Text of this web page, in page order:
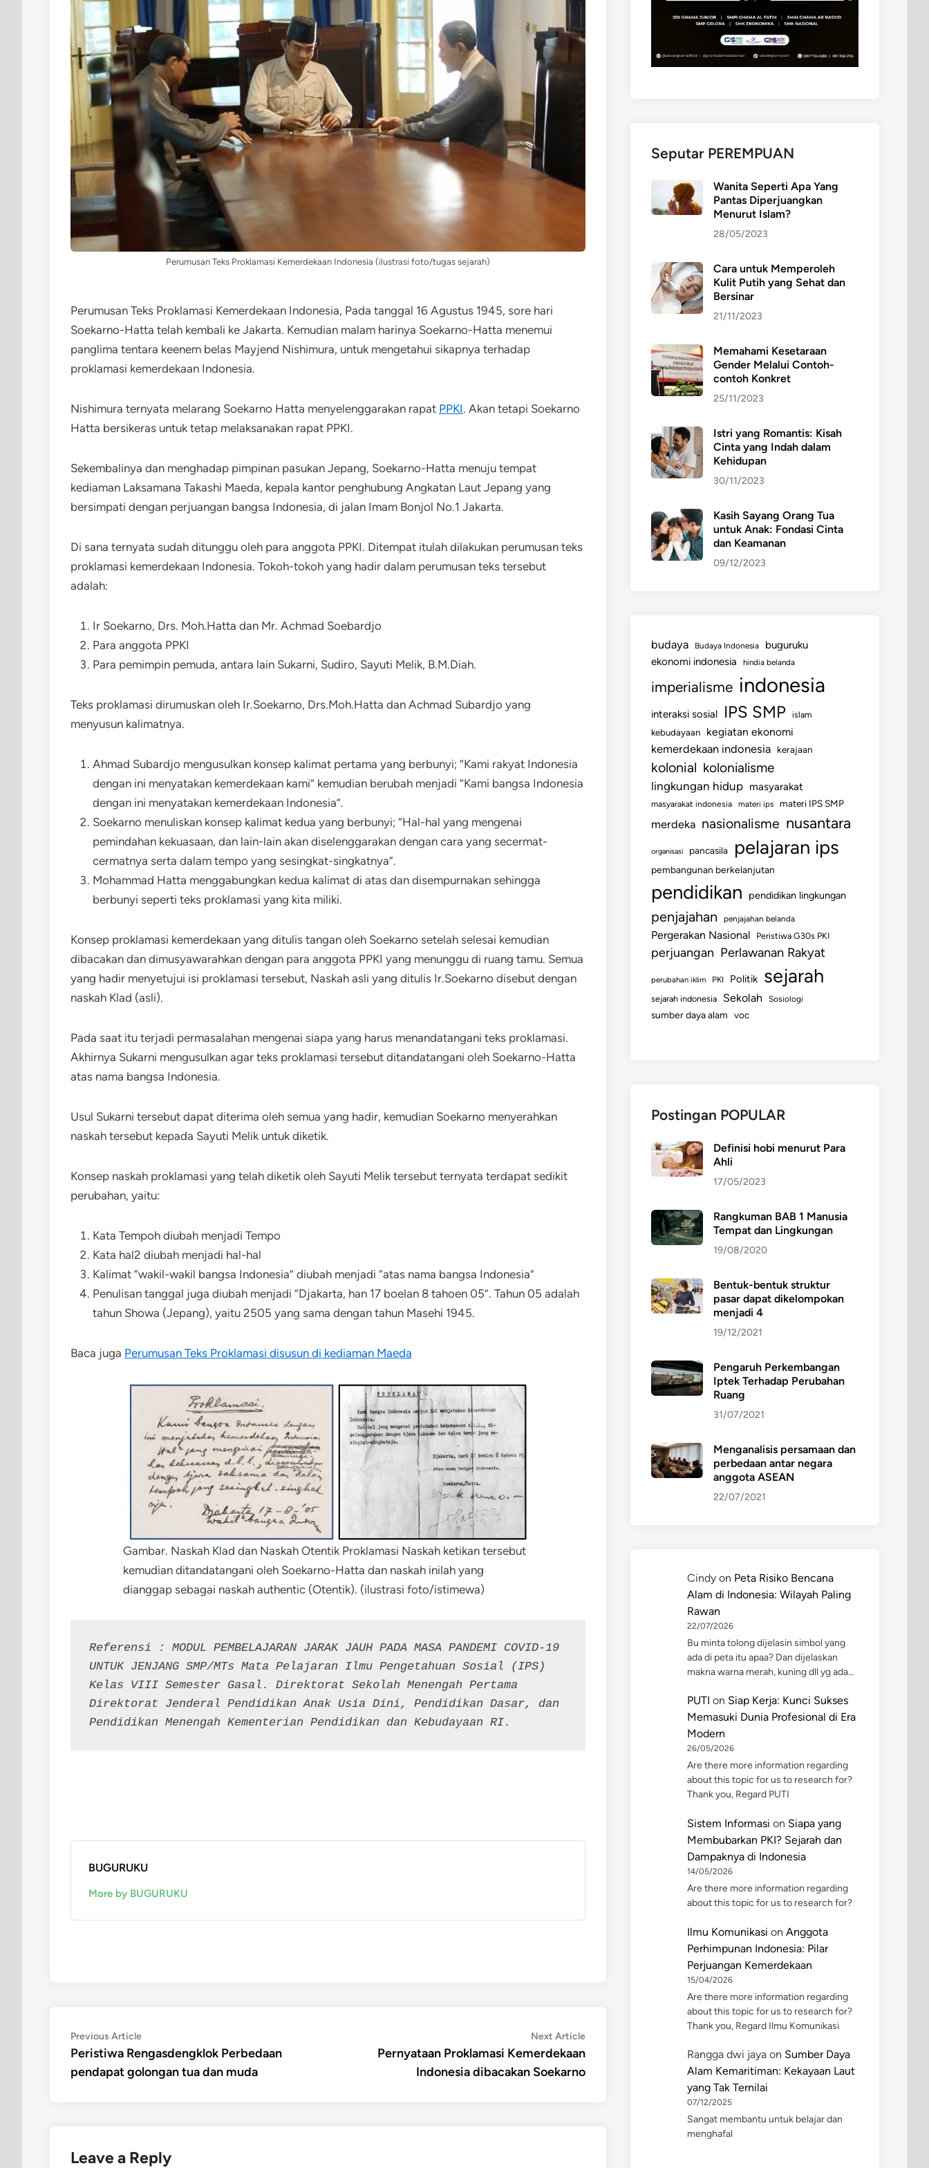
Perumusan Teks Proklamasi Kemerdekaan Indonesia (ilustrasi foto/tugas sejarah)
Perumusan Teks Proklamasi Kemerdekaan Indonesia, Pada tanggal 16 Agustus 1945, sore hari
Soekarno-Hatta telah kembali ke Jakarta. Kemudian malam harinya Soekarno-Hatta menemui
panglima tentara keenem belas Mayjend Nishimura, untuk mengetahui sikapnya terhadap
proklamasi kemerdekaan Indonesia.
Nishimura ternyata melarang Soekarno Hatta menyelenggarakan rapat PPKI. Akan tetapi Soekarno
Hatta bersikeras untuk tetap melaksanakan rapat PPKI.
Sekembalinya dan menghadap pimpinan pasukan Jepang, Soekarno-Hatta menuju tempat
kediaman Laksamana Takashi Maeda, kepala kantor penghubung Angkatan Laut Jepang yang
bersimpati dengan perjuangan bangsa Indonesia, di jalan Imam Bonjol No.1 Jakarta.
Di sana ternyata sudah ditunggu oleh para anggota PPKI. Ditempat itulah dilakukan perumusan teks
proklamasi kemerdekaan Indonesia. Tokoh-tokoh yang hadir dalam perumusan teks tersebut
adalah:
Ir Soekarno, Drs. Moh.Hatta dan Mr. Achmad Soebardjo
Para anggota PPKI
Para pemimpin pemuda, antara lain Sukarni, Sudiro, Sayuti Melik, B.M.Diah.
Teks proklamasi dirumuskan oleh Ir.Soekarno, Drs.Moh.Hatta dan Achmad Subardjo yang
menyusun kalimatnya.
Ahmad Subardjo mengusulkan konsep kalimat pertama yang berbunyi; “Kami rakyat Indonesia
dengan ini menyatakan kemerdekaan kami” kemudian berubah menjadi “Kami bangsa Indonesia
dengan ini menyatakan kemerdekaan Indonesia”.
Soekarno menuliskan konsep kalimat kedua yang berbunyi; “Hal-hal yang mengenai
pemindahan kekuasaan, dan lain-lain akan diselenggarakan dengan cara yang secermat-
cermatnya serta dalam tempo yang sesingkat-singkatnya”.
Mohammad Hatta menggabungkan kedua kalimat di atas dan disempurnakan sehingga
berbunyi seperti teks proklamasi yang kita miliki.
Konsep proklamasi kemerdekaan yang ditulis tangan oleh Soekarno setelah selesai kemudian
dibacakan dan dimusyawarahkan dengan para anggota PPKI yang menunggu di ruang tamu. Semua
yang hadir menyetujui isi proklamasi tersebut, Naskah asli yang ditulis Ir.Soekarno disebut dengan
naskah Klad (asli).
Pada saat itu terjadi permasalahan mengenai siapa yang harus menandatangani teks proklamasi.
Akhirnya Sukarni mengusulkan agar teks proklamasi tersebut ditandatangani oleh Soekarno-Hatta
atas nama bangsa Indonesia.
Usul Sukarni tersebut dapat diterima oleh semua yang hadir, kemudian Soekarno menyerahkan
naskah tersebut kepada Sayuti Melik untuk diketik.
Konsep naskah proklamasi yang telah diketik oleh Sayuti Melik tersebut ternyata terdapat sedikit
perubahan, yaitu:
Kata Tempoh diubah menjadi Tempo
Kata hal2 diubah menjadi hal-hal
Kalimat “wakil-wakil bangsa Indonesia” diubah menjadi “atas nama bangsa Indonesia”
Penulisan tanggal juga diubah menjadi “Djakarta, han 17 boelan 8 tahoen 05”. Tahun 05 adalah
tahun Showa (Jepang), yaitu 2505 yang sama dengan tahun Masehi 1945.
Baca juga Perumusan Teks Proklamasi disusun di kediaman Maeda
Gambar. Naskah Klad dan Naskah Otentik Proklamasi Naskah ketikan tersebut
kemudian ditandatangani oleh Soekarno-Hatta dan naskah inilah yang
dianggap sebagai naskah authentic (Otentik). (ilustrasi foto/istimewa)
Referensi : MODUL PEMBELAJARAN JARAK JAUH PADA MASA PANDEMI COVID-19
UNTUK JENJANG SMP/MTs Mata Pelajaran Ilmu Pengetahuan Sosial (IPS)
Kelas VIII Semester Gasal. Direktorat Sekolah Menengah Pertama
Direktorat Jenderal Pendidikan Anak Usia Dini, Pendidikan Dasar, dan
Pendidikan Menengah Kementerian Pendidikan dan Kebudayaan RI.
BUGURUKU
More by BUGURUKU
Post
navigation
Previous ArticlePrevious
article:
Peristiwa Rengasdengklok Perbedaan
pendapat golongan tua dan muda
Next ArticleNext
article:
Pernyataan Proklamasi Kemerdekaan
Indonesia dibacakan Soekarno
Leave a Reply
Seputar PEREMPUAN
Wanita Seperti Apa Yang
Pantas Diperjuangkan
Menurut Islam?
28/05/2023
Cara untuk Memperoleh
Kulit Putih yang Sehat dan
Bersinar
21/11/2023
Memahami Kesetaraan
Gender Melalui Contoh-
contoh Konkret
25/11/2023
Istri yang Romantis: Kisah
Cinta yang Indah dalam
Kehidupan
30/11/2023
Kasih Sayang Orang Tua
untuk Anak: Fondasi Cinta
dan Keamanan
09/12/2023
budaya Budaya Indonesia
buguruku
ekonomi indonesia
hindia belanda
imperialisme indonesia
interaksi sosial IPS SMP
islam
kebudayaan
kegiatan ekonomi
kemerdekaan indonesia kerajaan
kolonial kolonialisme
lingkungan hidup masyarakat
masyarakat indonesia materi ips materi IPS SMP
merdeka nasionalisme nusantara
organisasi pancasila pelajaran ips
pembangunan berkelanjutan
pendidikan pendidikan lingkungan
penjajahan penjajahan belanda
Pergerakan Nasional Peristiwa G30s PKI
perjuangan Perlawanan Rakyat
perubahan iklim PKI Politik sejarah
sejarah indonesia Sekolah Sosiologi
sumber daya alam voc
Postingan POPULAR
Definisi hobi menurut Para
Ahli
17/05/2023
Rangkuman BAB 1 Manusia
Tempat dan Lingkungan
19/08/2020
Bentuk-bentuk struktur
pasar dapat dikelompokan
menjadi 4
19/12/2021
Pengaruh Perkembangan
Iptek Terhadap Perubahan
Ruang
31/07/2021
Menganalisis persamaan dan
perbedaan antar negara
anggota ASEAN
22/07/2021
Cindy on Peta Risiko Bencana
Alam di Indonesia: Wilayah Paling
Rawan
22/07/2026
Bu minta tolong dijelasin simbol yang
ada di peta itu apaa? Dan dijelaskan
makna warna merah, kuning dll yg ada…
PUTI on Siap Kerja: Kunci Sukses
Memasuki Dunia Profesional di Era
Modern
26/05/2026
Are there more information regarding
about this topic for us to research for?
Thank you, Regard PUTI
Sistem Informasi on Siapa yang
Membubarkan PKI? Sejarah dan
Dampaknya di Indonesia
14/05/2026
Are there more information regarding
about this topic for us to research for?
Ilmu Komunikasi on Anggota
Perhimpunan Indonesia: Pilar
Perjuangan Kemerdekaan
15/04/2026
Are there more information regarding
about this topic for us to research for?
Thank you, Regard Ilmu Komunikasi
Rangga dwi jaya on Sumber Daya
Alam Kemaritiman: Kekayaan Laut
yang Tak Ternilai
07/12/2025
Sangat membantu untuk belajar dan
menghafal